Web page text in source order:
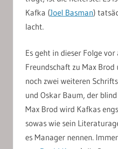
Kafka (Joel Basman)
lacht.
Es geht in dieser Folge
Freundschaft zu Max Brod
noch zwei weiteren
und Oskar Baum, der
Max Brod wird Kafkas
sowas wie sein
es Manager nennen.